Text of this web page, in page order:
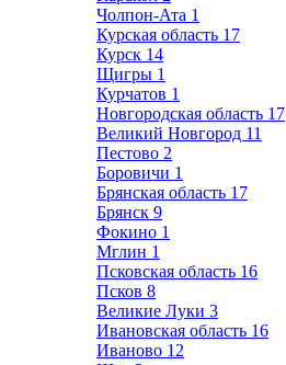
Чолпон-Ата 1
Курская область 17
Курск 14
Щигры 1
Курчатов 1
Новгородская область 17
Великий Новгород 11
Пестово 2
Боровичи 1
Брянская область 17
Брянск 9
Фокино 1
Мглин 1
Псковская область 16
Псков 8
Великие Луки 3
Ивановская область 16
Иваново 12